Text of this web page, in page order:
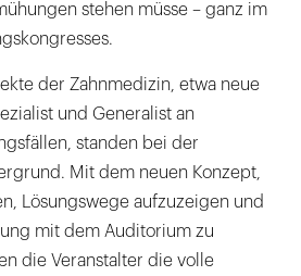
stehen müsse – ganz im
der Zahnmedizin, etwa neue
und Generalist an
standen bei der
Mit dem neuen Konzept,
Lösungswege aufzuzeigen und
mit dem Auditorium zu
die Veranstalter die volle